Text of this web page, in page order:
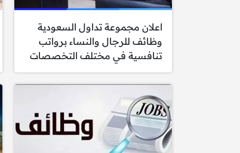
اعلان مجموعة تداول السعودية
وظائف للرجال والنساء برواتب
تنافسية في مختلف التخصصات